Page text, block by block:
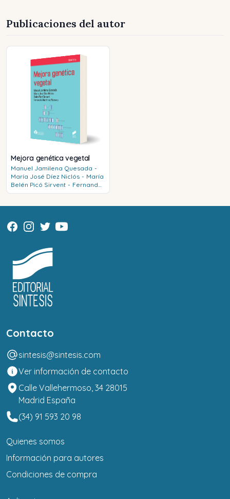
Publicaciones del autor
Mejora genética vegetal
Manuel Jamilena Quesada -
María José Díez Niclós - María
Belén Picó Sirvent - Fernando
Martínez Moreno
Contacto
sintesis@sintesis.com
Ver información de contacto
Calle Vallehermoso, 34 28015
Madrid España
(34) 91 593 20 98
Quienes somos
Información para autores
Condiciones de compra